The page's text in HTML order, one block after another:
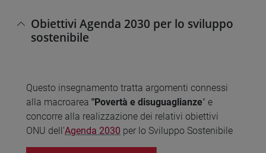
Obiettivi Agenda 2030 per lo sviluppo
sostenibile
Questo insegnamento tratta argomenti connessi
alla macroarea "Povertà e disuguaglianze" e
concorre alla realizzazione dei relativi obiettivi
ONU dell'Agenda 2030 per lo Sviluppo Sostenibile